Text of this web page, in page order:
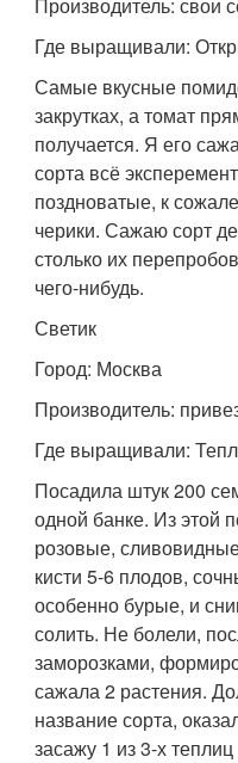
Где выращивали:
Самые вкусные
закрутках, а томат
получается. Я его
сорта всё
поздноватые, к
черики. Сажаю сорт
столько их
чего-нибудь.
Светик
Город: Москва
Производитель:
Где выращивали:
Посадила штук 200
одной банке. Из этой
розовые,
кисти 5-6 плодов,
особенно бурые, и
солить. Не болели,
заморозками,
сажала 2 растения.
название сорта,
засажу 1 из 3-х теплиц